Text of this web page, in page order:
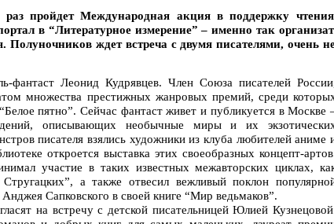
раз пройдет Международная акция в поддержку
в “Литературное измерение” – именно так
Полуночников ждет встреча с двумя писателями, очень
фантаст Леонид Кудрявцев. Член Союза писателей
множества престижных жанровых премий, среди
пятно”. Сейчас фантаст живет и публикуется в Москве
описывающих необычные миры и их
писателя взялись художники из клуба любителей аниме
откроется выставка этих своеобразных концепт-
участие в таких известных межавторских циклах,
а также отвесил вежливый поклон
Сапковского в своей книге “Мир ведьмаков”.
на встречу с детской писательницей Юлией